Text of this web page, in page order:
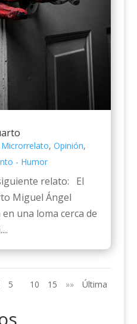
Microrrelato, Opinión,
- Humor
relato: El
Miguel Ángel
una loma cerca de
5 10 15 »» Última